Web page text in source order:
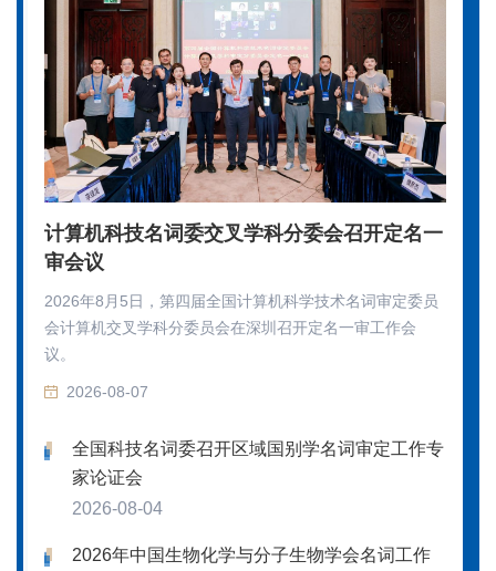
计算机科技名词委交叉学科分委会召开定名一
审会议
2026年8月5日，第四届全国计算机科学技术名词审定委员
会计算机交叉学科分委员会在深圳召开定名一审工作会
议。
2026-08-07
全国科技名词委召开区域国别学名词审定工作专
家论证会
2026-08-04
2026年中国生物化学与分子生物学会名词工作